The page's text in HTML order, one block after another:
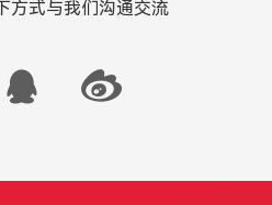
方式与我们沟通交流